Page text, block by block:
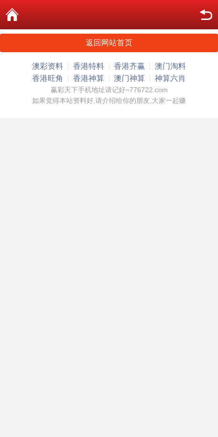
返回网站首页
澳彩资料 香港特料 香港齐赢
澳门淘料
香港旺角
香港神算 澳门神算 神算六肖
赢彩天下手机地址请记好~776722.com
如果觉得本站资料好,请介绍给你的朋友,大家一起赚